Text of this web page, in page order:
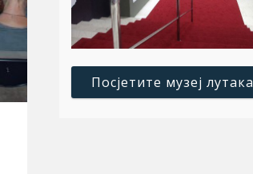
Посјетите музеј лутака